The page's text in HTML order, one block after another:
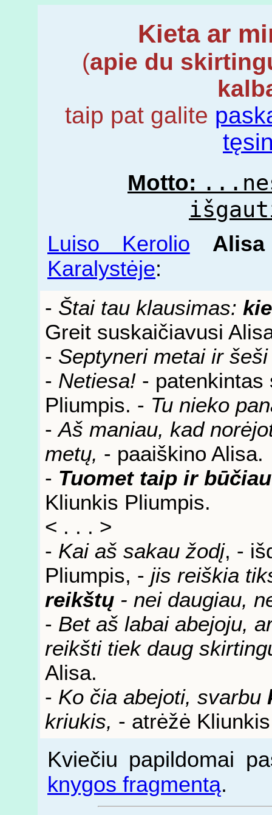
Kieta ar
(apie du
taip pat galite
Motto:
Luiso Kerolio Alisa
Karalystėje:
- Štai tau klausimas:
Greit suskaičiavusi
- Septyneri metai ir
- Netiesa! - patenkintas
Pliumpis. - Tu nieko
-Aš maniau, kad
metų, - paaiškino Alisa.
- Tuomet taip ir
Kliunkis Pliumpis.
< . . . >
- Kai aš sakau žodį, -
Pliumpis, - jis reiškia
reikštų - nei daugiau,
- Bet aš labai abejoju,
reikšti tiek daug
Alisa.
- Ko čia abejoti, svarbu
kriukis, - atrėžė
Kviečiu papildomai
knygos fragmentą.